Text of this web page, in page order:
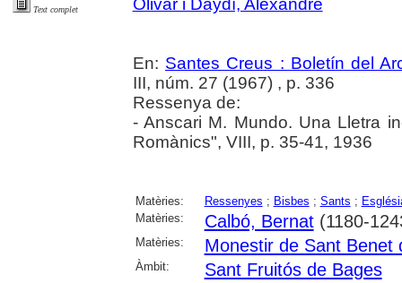
Text complet
Olivar i Daydí, Alexandre
En: Santes Creus : Boletín del
III, núm. 27 (1967) , p. 336
Ressenya de:
- Anscari M. Mundo. Una Lletra
Romànics", VIII, p. 35-41, 1936
Matèries: Ressenyes ; Bisbes ; Sants ;
Matèries:
Calbó, Bernat(1180-
Matèries: Monestir de Sant Benet
Àmbit: Sant Fruitós de Bages